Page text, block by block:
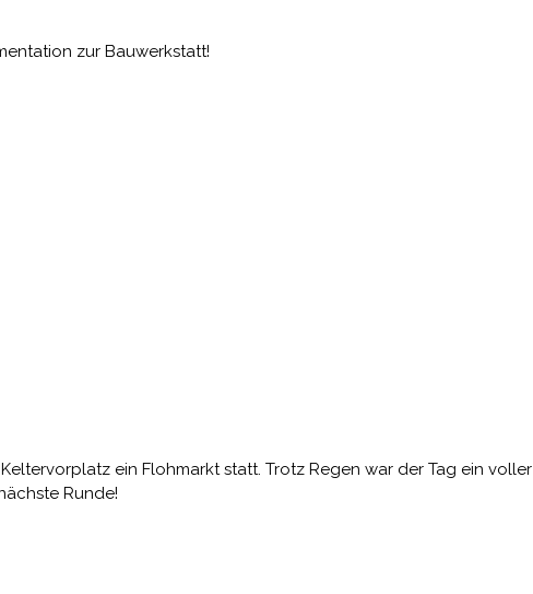
zur Bauwerkstatt!
ein Flohmarkt statt. Trotz Regen war der Tag ein voller
Runde!